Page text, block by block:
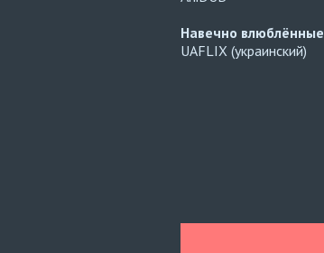
Навечно влюблённые
UAFLIX (украинский)